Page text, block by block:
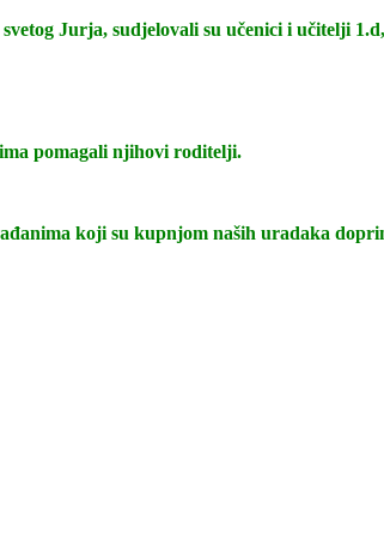
Jurja, sudjelovali su učenici i učitelji
pomagali njihovi roditelji.
koji su kupnjom naših uradaka